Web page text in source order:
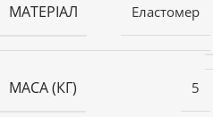
МАТЕРІАЛ Еластомер
МАСА (КГ) 5